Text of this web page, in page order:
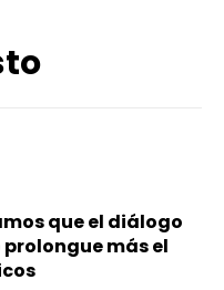
que el diálogo
más el